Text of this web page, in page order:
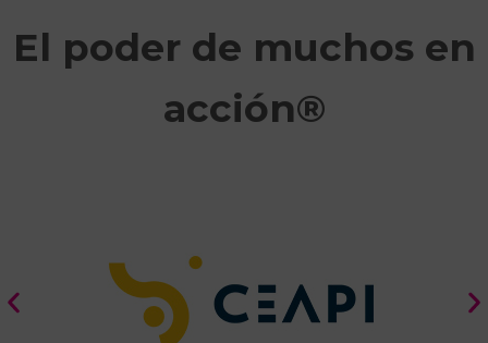
El poder de muchos en
acción®